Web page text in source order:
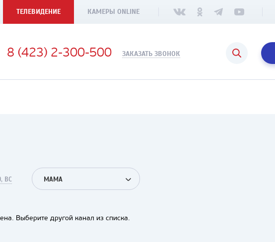
ТЕЛЕВИДЕНИЕ КАМЕРЫ ONLINE
8 (423) 2-300-500 ЗАКАЗАТЬ ЗВОНОК
ВС МАМА
Выберите другой канал из списка.